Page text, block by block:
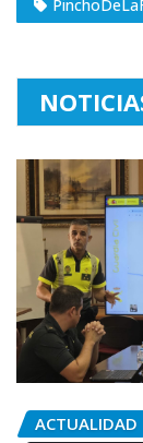
ACTUALIDAD